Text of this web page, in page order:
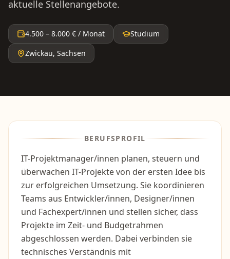
aktuelle Stellenangebote.
4.500 – 8.000 € / Monat
Studium
Zwickau, Sachsen
BERUFSPROFIL
IT-Projektmanager/innen planen, steuern und
überwachen IT-Projekte von der ersten Idee bis
zur erfolgreichen Umsetzung. Sie koordinieren
Teams aus Entwickler/innen, Designer/innen
und Fachexpert/innen und stellen sicher, dass
Projekte im Zeit- und Budgetrahmen
abgeschlossen werden. Dabei verbinden sie
technisches Verständnis mit